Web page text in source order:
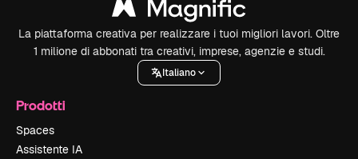
La piattaforma creativa per realizzare i tuoi migliori lavori. Oltre
1 milione di abbonati tra creativi, imprese, agenzie e studi.
Italiano
Prodotti
Spaces
Assistente IA